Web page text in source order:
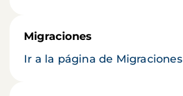
Migraciones
Ir a la página de Migraciones